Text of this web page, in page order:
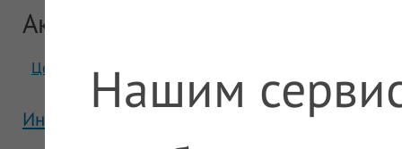
Аквион Кожа, волосы и ногти
Цены Отзывы
Инструкция Аквион Кожа, волосы и ногти
Нашим